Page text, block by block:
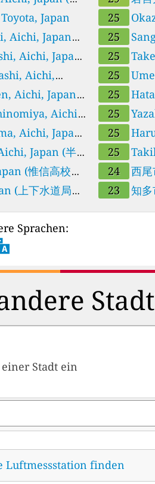
Japan
Aichi, Japan
Aichi, Japan
Aichi,
Aichi, Japan
定所海部郡飛島
Aichi,
) Aichi, Japan
Japan (半
(惟信高校名
(上下水道局北
25
(東部樫山
25
Japan (中
25
ken,
25
Japan (津
25
名古屋市
25
Japan (長
25
知郡東郷町)
25
学校名古
24
西
23
知
Sprachen:
Stadt ein
Luftmessstation finden